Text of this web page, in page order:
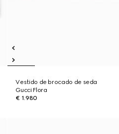
Vestido de brocado de seda
Gucci Flora
€ 1.980